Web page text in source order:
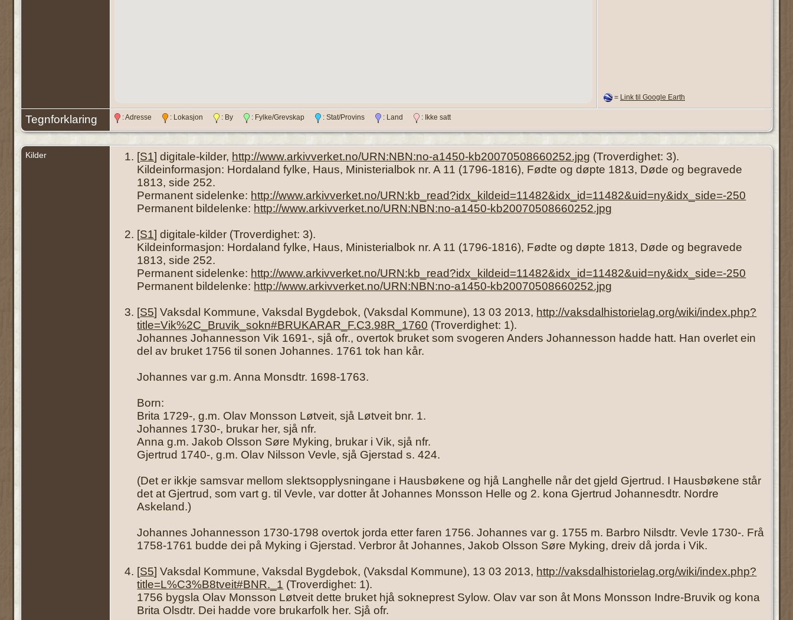
= Link til Google Earth
Tegnforklaring : Adresse : Lokasjon : By : Fylke/Grevskap : Stat/Provins : Land : Ikke satt
Kilder [S1] digitale-kilder, http://www.arkivverket.no/URN:NBN:no-a1450-kb20070508660252.jpg (Troverdighet: 3).
Kildeinformasjon: Hordaland fylke, Haus, Ministerialbok nr. A 11 (1796-1816), Fødte og døpte 1813, Døde og begravede
1813, side 252.
Permanent sidelenke: http://www.arkivverket.no/URN:kb_read?idx_kildeid=11482&idx_id=11482&uid=ny&idx_side=-250
Permanent bildelenke: http://www.arkivverket.no/URN:NBN:no-a1450-kb20070508660252.jpg
[S1] digitale-kilder (Troverdighet: 3).
Kildeinformasjon: Hordaland fylke, Haus, Ministerialbok nr. A 11 (1796-1816), Fødte og døpte 1813, Døde og begravede
1813, side 252.
Permanent sidelenke: http://www.arkivverket.no/URN:kb_read?idx_kildeid=11482&idx_id=11482&uid=ny&idx_side=-250
Permanent bildelenke: http://www.arkivverket.no/URN:NBN:no-a1450-kb20070508660252.jpg
[S5] Vaksdal Kommune, Vaksdal Bygdebok, (Vaksdal Kommune), 13 03 2013, http://vaksdalhistorielag.org/wiki/index.php?
title=Vik%2C_Bruvik_sokn#BRUKARAR_F.C3.98R_1760 (Troverdighet: 1).
Johannes Johannesson Vik 1691-, sjå ofr., overtok bruket som svogeren Anders Johannesson hadde hatt. Han overlet ein
del av bruket 1756 til sonen Johannes. 1761 tok han kår.
Johannes var g.m. Anna Monsdtr. 1698-1763.
Born:
Brita 1729-, g.m. Olav Monsson Løtveit, sjå Løtveit bnr. 1.
Johannes 1730-, brukar her, sjå nfr.
Anna g.m. Jakob Olsson Søre Myking, brukar i Vik, sjå nfr.
Gjertrud 1740-, g.m. Olav Nilsson Vevle, sjå Gjerstad s. 424.
(Det er ikkje samsvar mellom slektsopplysningane i Hausbøkene og hjå Langhelle når det gjeld Gjertrud. I Hausbøkene står
det at Gjertrud, som vart g. til Vevle, var dotter åt Johannes Monsson Helle og 2. kona Gjertrud Johannesdtr. Nordre
Askeland.)
Johannes Johannesson 1730-1798 overtok jorda etter faren 1756. Johannes var g. 1755 m. Barbro Nilsdtr. Vevle 1730-. Frå
1758-1761 budde dei på Myking i Gjerstad. Verbror åt Johannes, Jakob Olsson Søre Myking, dreiv då jorda i Vik.
[S5] Vaksdal Kommune, Vaksdal Bygdebok, (Vaksdal Kommune), 13 03 2013, http://vaksdalhistorielag.org/wiki/index.php?
title=L%C3%B8tveit#BNR._1 (Troverdighet: 1).
1756 bygsla Olav Monsson Løtveit dette bruket hjå sokneprest Sylow. Olav var son åt Mons Monsson Indre-Bruvik og kona
Brita Olsdtr. Dei hadde vore brukarfolk her. Sjå ofr.